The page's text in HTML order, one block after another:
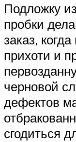
Подложку
пробки
заказ,
прихоти и
черновой
дефектов
сгодиться